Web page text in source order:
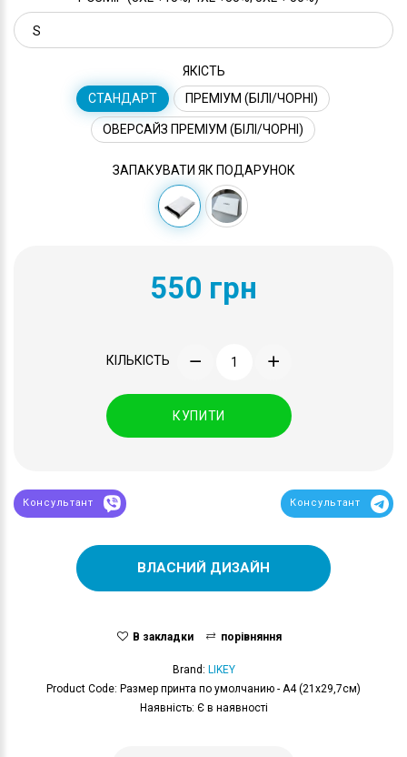
ЯКІСТЬ
СТАНДАРТ
ПРЕМІУМ (БІЛІ/ЧОРНІ)
ОВЕРСАЙЗ ПРЕМІУМ (БІЛІ/ЧОРНІ)
ЗАПАКУВАТИ ЯК ПОДАРУНОК
550 грн
КІЛЬКІСТЬ
КУПИТИ
Консультант Консультант
ВЛАСНИЙ ДИЗАЙН
В закладки порівняння
Brand: LIKEY
Product Code: Размер принта по умолчанию - А4 (21x29,7см)
Наявність: Є в наявності